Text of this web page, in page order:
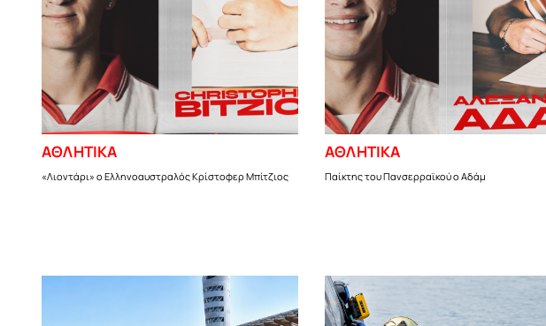
ΑΘΛΗΤΙΚΑ
«Λιοντάρι» ο Ελληνοαυστραλός Κρίστοφερ Μπίτζιος
ΑΘΛΗΤΙΚΑ
Παίκτης του Πανσερραϊκού ο Αδάμ